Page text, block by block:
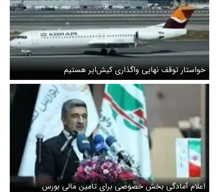
خواستار توقف نهایی‌ واگذاری کیش‌ایر هستیم
اعلام آمادگی بخش خصوصی برای تامین مالی بورس